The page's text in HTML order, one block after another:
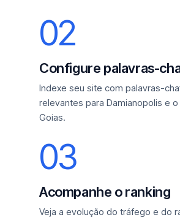
02
Configure palavras-
Indexe seu site com palavras-
relevantes para Damianopolis e
Goias.
03
Acompanhe o ranking
Veja a evolução do tráfego e do